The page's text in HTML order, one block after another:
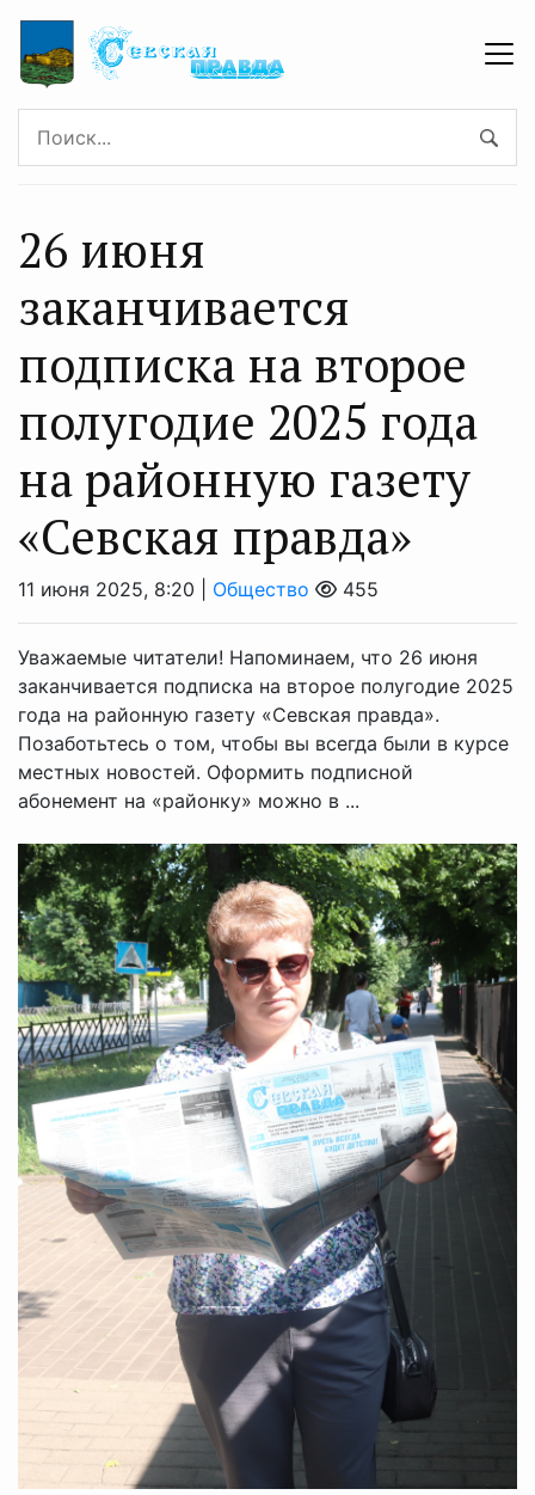
26 июня
заканчивается
подписка на второе
полугодие 2025 года
на районную газету
«Севская правда»
11 июня 2025, 8:20 | Общество 455
Уважаемые читатели! Напоминаем, что 26 июня
заканчивается подписка на второе полугодие 2025
года на районную газету «Севская правда».
Позаботьтесь о том, чтобы вы всегда были в курсе
местных новостей. Оформить подписной
абонемент на «районку» можно в ...